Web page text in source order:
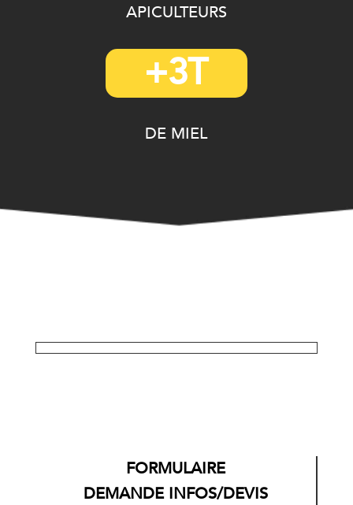
APICULTEURS
+3T
DE MIEL
FORMULAIRE
DEMANDE INFOS/DEVIS